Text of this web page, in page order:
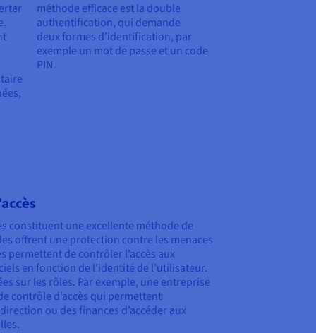
méthode efficace est la double
authentification, qui demande
deux formes d’identification, par
exemple un mot de passe et un code
PIN.
constituent une excellente méthode de
offrent une protection contre les menaces
permettent de contrôler l’accès aux
en fonction de l’identité de l’utilisateur.
sur les rôles. Par exemple, une entreprise
contrôle d’accès qui permettent
ou des finances d’accéder aux